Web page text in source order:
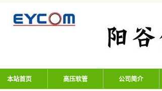
阳谷亿通塑胶有限公
本站首页 高压软管 公司简介